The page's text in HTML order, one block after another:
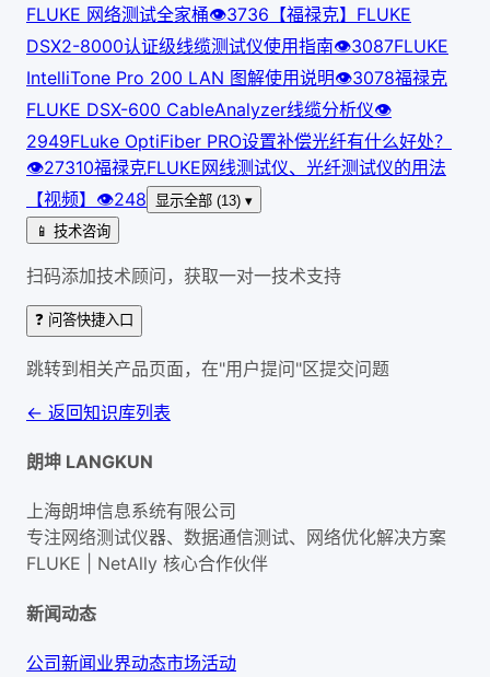
FLUKE 网络测试全家桶👁3736 【福禄克】FLUKE
DSX2-8000认证级线缆测试仪使用指南👁3087FLUKE
IntelliTone Pro 200 LAN 图解使用说明👁3078福禄克
FLUKE DSX-600 CableAnalyzer线缆分析仪👁
2949FLuke OptiFiber PRO设置补偿光纤有什么好处？
👁27310福禄克FLUKE网线测试仪、光纤测试仪的用法
【视频】 👁248
显示全部 (13) ▾
📱 技术咨询
扫码添加技术顾问，获取一对一技术支持
❓ 问答快捷入口
跳转到相关产品页面，在"用户提问"区提交问题
← 返回知识库列表
朗坤 LANGKUN
上海朗坤信息系统有限公司
专注网络测试仪器、数据通信测试、网络优化解决方案
FLUKE | NetAlly 核心合作伙伴
新闻动态
公司新闻业界动态市场活动